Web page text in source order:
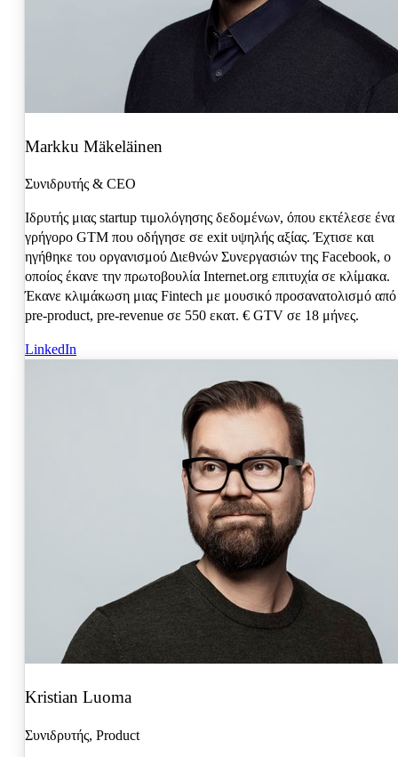
Markku Mäkeläinen
Συνιδρυτής & CEO
Ιδρυτής μιας startup τιμολόγησης δεδομένων, όπου εκτέλεσε ένα
γρήγορο GTM που οδήγησε σε exit υψηλής αξίας. Έχτισε και
ηγήθηκε του οργανισμού Διεθνών Συνεργασιών της Facebook, ο
οποίος έκανε την πρωτοβουλία Internet.org επιτυχία σε κλίμακα.
Έκανε κλιμάκωση μιας Fintech με μουσικό προσανατολισμό από
pre-product, pre-revenue σε 550 εκατ. € GTV σε 18 μήνες.
LinkedIn
Kristian Luoma
Συνιδρυτής, Product